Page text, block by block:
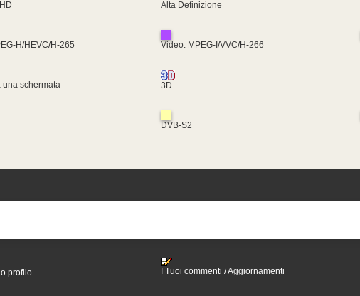
Alta Definizione
H/HEVC/H-265 Video: MPEG-I/VVC/H-266
una schermata 3D
DVB-S2
profilo
I Tuoi commenti / Aggiornamenti